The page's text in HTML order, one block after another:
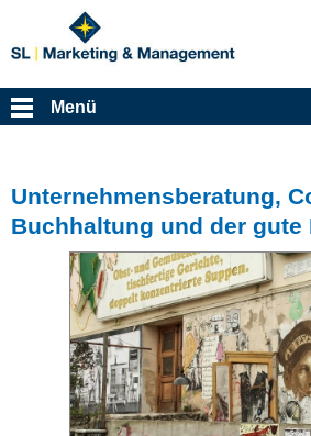
Menü
Unternehmensberatung,
Buchhaltung und der gute